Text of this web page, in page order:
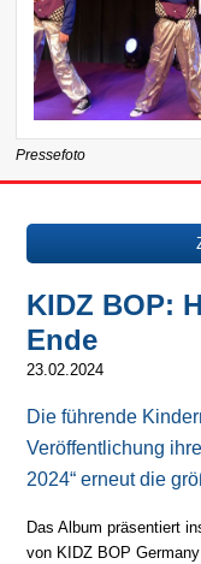
Pressefoto
KIDZ BOP:
Ende
23.02.2024
Die führende
Veröffentlichung
2024“ erneut die
Das Album präsentiert
von KIDZ BOP